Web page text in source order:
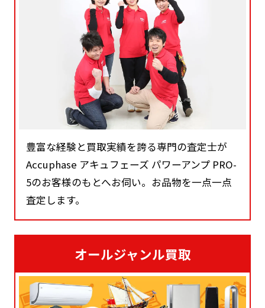
豊富な経験と買取実績を誇る専門の査定士が
Accuphase アキュフェーズ パワーアンプ PRO-
5のお客様のもとへお伺い。お品物を一点一点
査定します。
オールジャンル買取